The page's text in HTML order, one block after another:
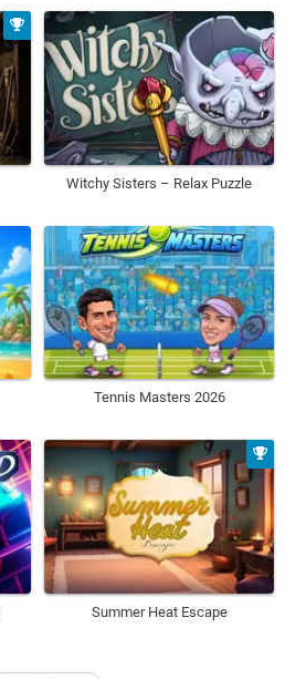
Witchy Sisters – Relax Puzzle
Tennis Masters 2026
Summer Heat Escape